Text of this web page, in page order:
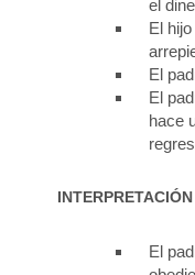
el
El
El
El
hace
INTERPRETACIÓN
El